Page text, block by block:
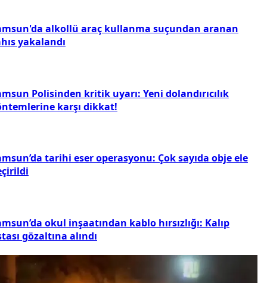
alkollü araç kullanma suçundan aranan
yakalandı
Polisinden kritik uyarı: Yeni dolandırıcılık
karşı dikkat!
tarihi eser operasyonu: Çok sayıda obje ele
okul inşaatından kablo hırsızlığı: Kalıp
gözaltına alındı